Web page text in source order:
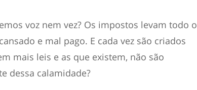
voz nem vez? Os impostos levam todo o
e mal pago. E cada vez são criados
mais leis e as que existem, não são
dessa calamidade?